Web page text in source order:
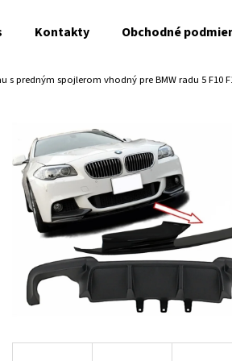
Kontakty Obchodné
predným spojlerom vhodný pre BMW radu 5 F10
Čo potrebujete nájsť?
Odporúčame